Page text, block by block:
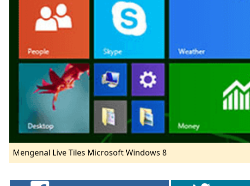
Mengenal Live Tiles Microsoft Windows 8